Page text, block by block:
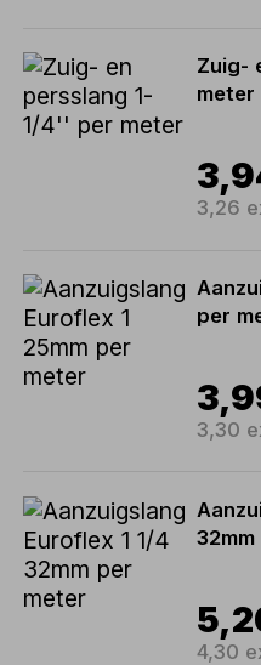
Zuig-
meter
3,26
per
3,30
4,30